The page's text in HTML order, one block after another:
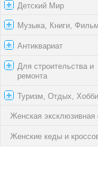
Детский Мир
Музыка, Книги,
Антиквариат
Для строительства и
ремонта
Туризм, Отдых, Хобби
Женская эксклюзивная
Женские кеды и